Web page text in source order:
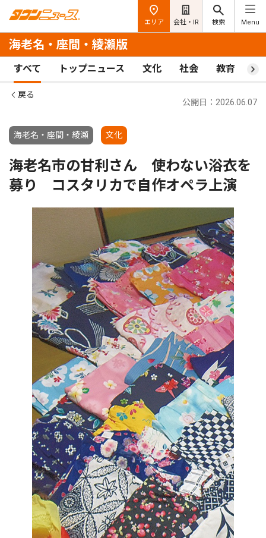
エリア 会社・IR 検索 Menu
海老名・座間・綾瀬版
すべて トップニュース 文化 社会 教育 ス
戻る
海老名・座間・綾瀬 文化
公開日：2026.06.07
海老名市の甘利さん 使わない浴衣を
募り コスタリカで自作オペラ上演